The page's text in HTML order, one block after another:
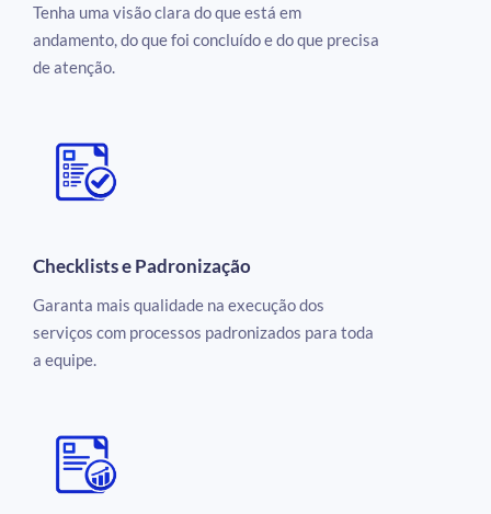
Tenha uma visão clara do que está em
andamento, do que foi concluído e do que precisa
de atenção.
Checklists e Padronização
Garanta mais qualidade na execução dos
serviços com processos padronizados para toda
a equipe.